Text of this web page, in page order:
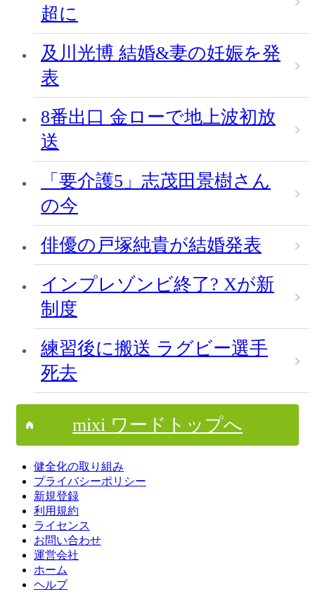
超に
及川光博 結婚&妻の妊娠を発
表
8番出口 金ローで地上波初放
送
「要介護5」志茂田景樹さん
の今
俳優の戸塚純貴が結婚発表
インプレゾンビ終了? Xが新
制度
練習後に搬送 ラグビー選手
死去
mixi ワードトップへ
健全化の取り組み
プライバシーポリシー
新規登録
利用規約
ライセンス
お問い合わせ
運営会社
ホーム
ヘルプ